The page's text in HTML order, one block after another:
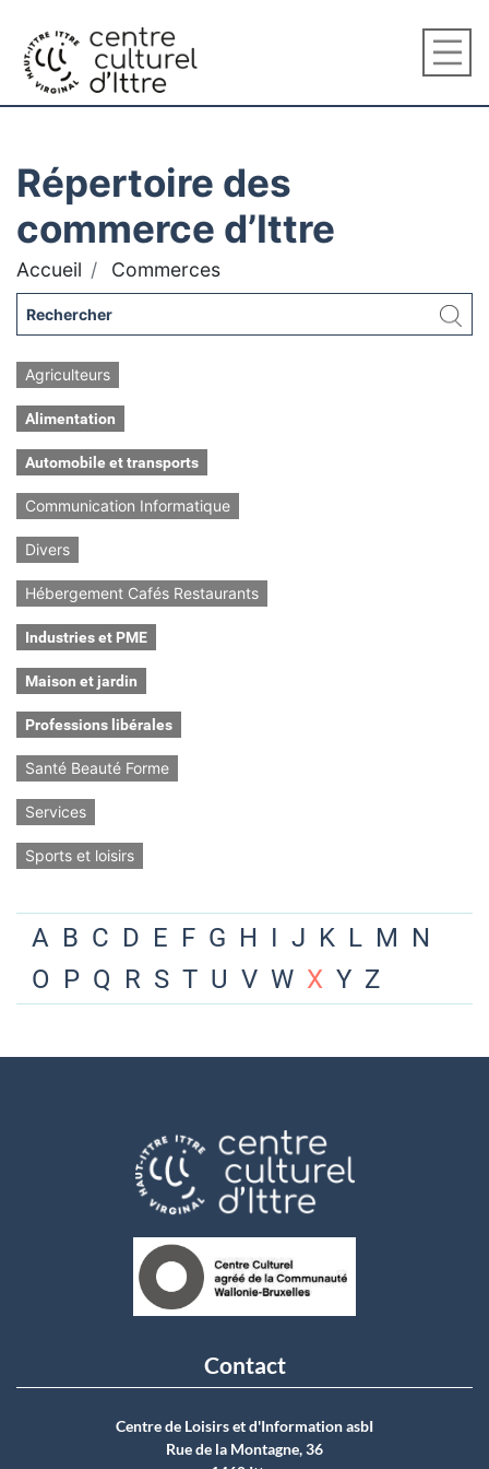
Répertoire des
commerce d’Ittre
Accueil Commerces
Agriculteurs
Alimentation
Automobile et transports
Communication Informatique
Divers
Hébergement Cafés Restaurants
Industries et PME
Maison et jardin
Professions libérales
Santé Beauté Forme
Services
Sports et loisirs
A B C D E F G H I J K L M N
O P Q R S T U V W X Y Z
Contact
Centre de Loisirs et d'Information asbI
Rue de la Montagne, 36